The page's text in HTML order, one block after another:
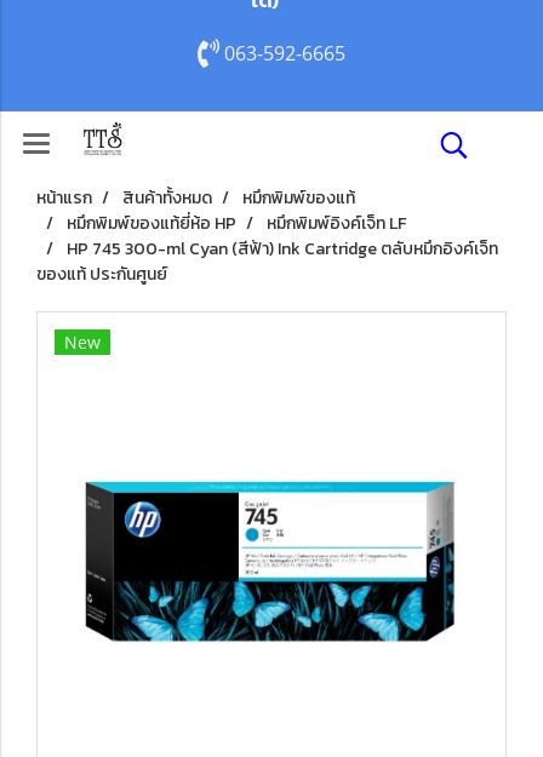
063-592-6665
หน้าแรก สินค้าทั้งหมด
หมึกพิมพ์ของแท้
หมึกพิมพ์ของแท้ยี่ห้อ HP
หมึกพิมพ์อิงค์เจ็ท LF
HP 745 300-ml Cyan (สีฟ้า) Ink Cartridge ตลับหมึกอิงค์เจ็ท
ของแท้ ประกันศูนย์
New